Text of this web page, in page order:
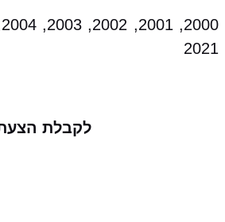
2021
לקבלת הצעת